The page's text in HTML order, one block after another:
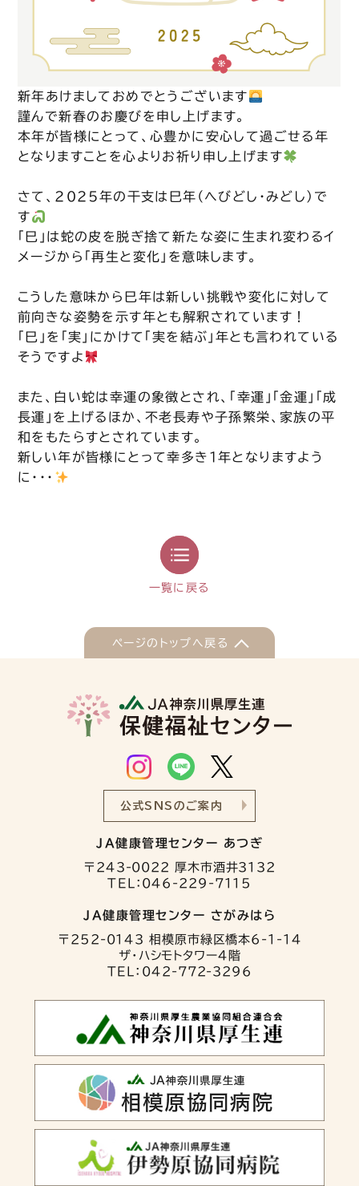
新年あけましておめでとうございます
謹んで新春のお慶びを申し上げます。
本年が皆様にとって、心豊かに安心して過ごせる年
となりますことを心よりお祈り申し上げます
さて、2025年の干支は巳年（へびどし・みどし）で
す
「巳」は蛇の皮を脱ぎ捨て新たな姿に生まれ変わるイ
メージから「再生と変化」を意味します。
こうした意味から巳年は新しい挑戦や変化に対して
前向きな姿勢を示す年とも解釈されています！
「巳」を「実」にかけて「実を結ぶ」年とも言われている
そうですよ
また、白い蛇は幸運の象徴とされ、「幸運」「金運」「成
長運」を上げるほか、不老長寿や子孫繁栄、家族の平
和をもたらすとされています。
新しい年が皆様にとって幸多き1年となりますよう
に・・・
一覧に戻る
ページのトップへ戻る
公式SNSのご案内
JA健康管理センター あつぎ
〒243-0022 厚木市酒井3132
TEL：046-229-7115
JA健康管理センター さがみはら
〒252-0143 相模原市緑区橋本6-1-14
ザ・ハシモトタワー4階
TEL：042-772-3296